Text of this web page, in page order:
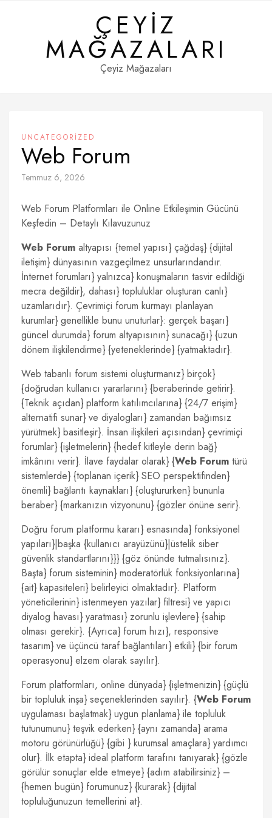
ÇEYIZ
MAĞAZALARI
Çeyiz Mağazaları
UNCATEGORIZED
Web Forum
Temmuz 6, 2026
Web Forum Platformları ile Online Etkileşimin Gücünü
Keşfedin – Detaylı Kılavuzunuz
Web Forum altyapısı {temel yapısı} çağdaş} {dijital
iletişim} dünyasının vazgeçilmez unsurlarındandır.
İnternet forumları} yalnızca} konuşmaların tasvir edildiği
mecra değildir}, dahası} topluluklar oluşturan canlı}
uzamlarıdır}. Çevrimiçi forum kurmayı planlayan
kurumlar} genellikle bunu unuturlar}: gerçek başarı}
güncel durumda} forum altyapısının} sunacağı} {uzun
dönem ilişkilendirme} {yeteneklerinde} {yatmaktadır}.
Web tabanlı forum sistemi oluşturmanız} birçok}
{doğrudan kullanıcı yararlarını} {beraberinde getirir}.
{Teknik açıdan} platform katılımcılarına} {24/7 erişim}
alternatifi sunar} ve diyalogları} zamandan bağımsız
yürütmek} basitleşir}. İnsan ilişkileri açısından} çevrimiçi
forumlar} {işletmelerin} {hedef kitleyle derin bağ}
imkânını verir}. İlave faydalar olarak} {Web Forum türü
sistemlerde} {toplanan içerik} SEO perspektifinden}
önemli} bağlantı kaynakları} {oluştururken} bununla
beraber} {markanızın vizyonunu} {gözler önüne serir}.
Doğru forum platformu kararı} esnasında} fonksiyonel
yapıları}|başka {kullanıcı arayüzünü}|üstelik siber
güvenlik standartlarını}}} {göz önünde tutmalısınız}.
Başta} forum sisteminin} moderatörlük fonksiyonlarına}
{ait} kapasiteleri} belirleyici olmaktadır}. Platform
yöneticilerinin} istenmeyen yazılar} filtresi} ve yapıcı
diyalog havası} yaratması} zorunlu işlevlere} {sahip
olması gerekir}. {Ayrıca} forum hızı}, responsive
tasarım} ve üçüncü taraf bağlantıları} etkili} {bir forum
operasyonu} elzem olarak sayılır}.
Forum platformları, online dünyada} {işletmenizin} {güçlü
bir topluluk inşa} seçeneklerinden sayılır}. {Web Forum
uygulaması başlatmak} uygun planlama} ile topluluk
tutunumunu} teşvik ederken} {aynı zamanda} arama
motoru görünürlüğü} {gibi } kurumsal amaçlara} yardımcı
olur}. İlk etapta} ideal platform tarafını tanıyarak} {gözle
görülür sonuçlar elde etmeye} {adım atabilirsiniz} –
{hemen bugün} forumunuz} {kurarak} {dijital
topluluğunuzun temellerini at}.